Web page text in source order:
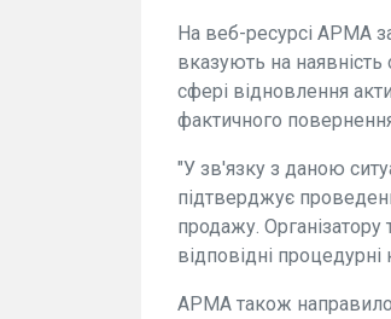
На веб-ресурсі АРМА
вказують на
сфері відновлення
фактичного
"У зв'язку з даною
підтверджує
продажу.
відповідні процедурні
АРМА також